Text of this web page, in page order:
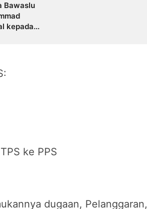
Bawaslu
kepada
ke PPS
dugaan, Pelanggaran,